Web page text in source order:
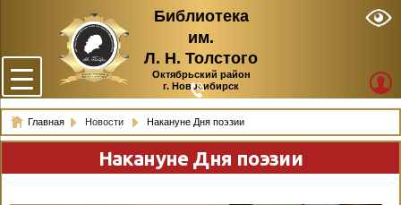
Библиотека
им.
Л. Н. Толстого
Октябрьский район
г. Новосибирск
Главная Новости Накануне Дня поэзии
Накануне Дня поэзии